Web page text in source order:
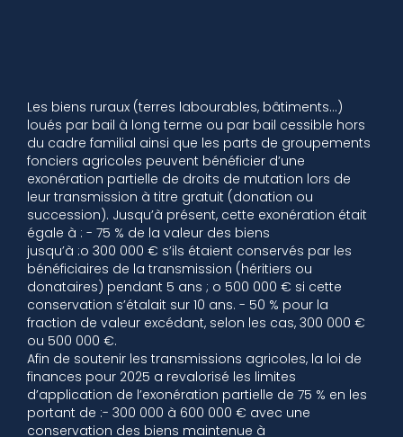
Les biens ruraux (terres labourables, bâtiments…)
loués par bail à long terme ou par bail cessible hors
du cadre familial ainsi que les parts de groupements
fonciers agricoles peuvent bénéficier d’une
exonération partielle de droits de mutation lors de
leur transmission à titre gratuit (donation ou
succession). Jusqu’à présent, cette exonération était
égale à : - 75 % de la valeur des biens
jusqu’à :o 300 000 € s’ils étaient conservés par les
bénéficiaires de la transmission (héritiers ou
donataires) pendant 5 ans ; o 500 000 € si cette
conservation s’étalait sur 10 ans. - 50 % pour la
fraction de valeur excédant, selon les cas, 300 000 €
ou 500 000 €.
Afin de soutenir les transmissions agricoles, la loi de
finances pour 2025 a revalorisé les limites
d’application de l’exonération partielle de 75 % en les
portant de :- 300 000 à 600 000 € avec une
conservation des biens maintenue à